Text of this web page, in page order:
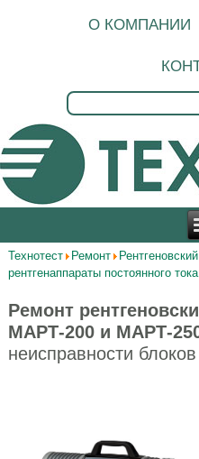
О КОМПАНИИ
Технотест Ремонт
рентгенаппараты постоянного тока
Ремонт
МАРТ-200 и МАРТ-
неисправности